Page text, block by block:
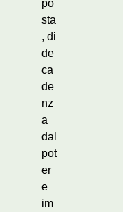
po
sta
, di
de
ca
de
nz
a
dal
pot
er
e
im